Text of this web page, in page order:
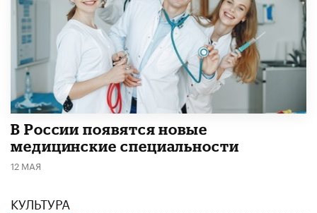
В России появятся новые
медицинские специальности
12 МАЯ
КУЛЬТУРА